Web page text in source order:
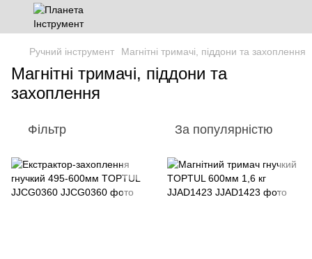
Ручний інструмент Магнітні тримачі, піддони та захоплення
Магнітні тримачі, піддони та
захоплення
Фільтр За популярністю